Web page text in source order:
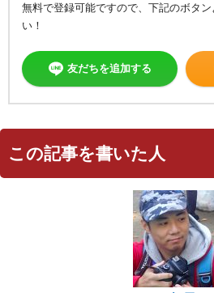
無料で登録可能ですので、下記のボタ
い！
友だちを追加する
この記事を書いた人